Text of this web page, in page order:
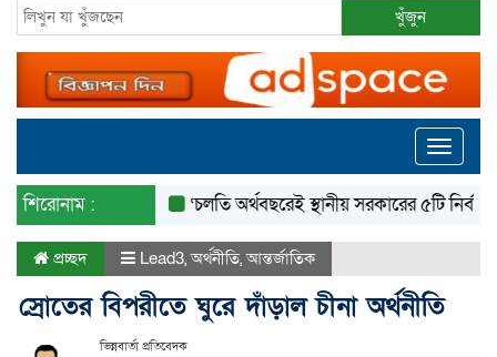
খুঁজুন
Toggle
শিরোনাম : ‘চলতি অর্থবছরেই স্থানীয় সরকারের ৫টি নির্বাচন
প্রচ্ছদ Lead3,অর্থনীতি,আন্তর্জাতিক
স্রোতের বিপরীতে ঘুরে দাঁড়াল চীনা অর্থনীতি
ভিন্নবার্তা প্রতিবেদক